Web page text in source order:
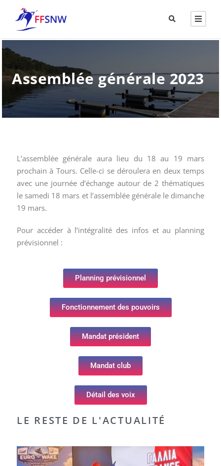
Assemblée générale 2023
L’assemblée générale aura lieu du 18 au 19 mars
prochain à Tours. Celle-ci se déroulera en deux temps
avec une journée d’échange autour de 2 thématiques
le samedi 18 mars et l’assemblée générale le dimanche
19 mars.
Pour accéder à l’intégralité des infos et au planning
prévisionnel :
Planning prévisionnel
Fonctionnement des pouvoirs
Mandat président
Mandat club
Détail des voix
LE RESTE DE L'ACTUALITÉ